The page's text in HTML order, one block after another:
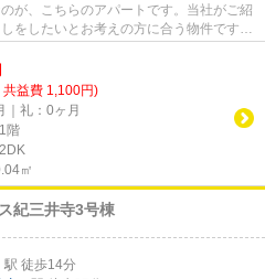
が、こちらのアパートです。当社がご紹
をしたいとお考えの方に合う物件です。
共益費 1,100円)
｜礼：0ヶ月
階
㎡
紀三井寺3号棟
駅 徒歩14分